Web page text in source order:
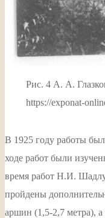
Рис. 4 А. А.
https://exponat-
В 1925 году работы
ходе работ были
время работ Н.И.
пройдены
аршин (1,5-2,7 метра),